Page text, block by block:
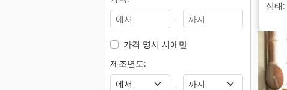
-
가격 명시 시에만
제조년도:
-
상태: